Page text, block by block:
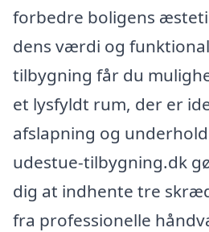
forbedre boligens
dens værdi og
tilbygning får du
et lysfyldt rum, der er
afslapning og
udestue-tilbygning.dk
dig at indhente tre
fra professionelle